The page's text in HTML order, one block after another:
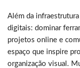
Além da
digitais: dominar
projetos online e
espaço que inspire
organização visual.